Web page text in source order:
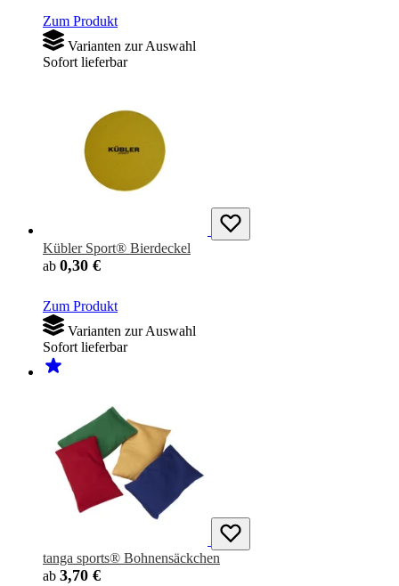
Zum Produkt
Varianten zur Auswahl
Sofort lieferbar
Kübler Sport® Bierdeckel
ab 0,30 €
Zum Produkt
Varianten zur Auswahl
Sofort lieferbar
tanga sports® Bohnensäckchen
ab 3,70 €